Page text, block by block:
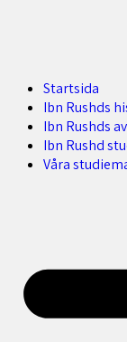
Startsida
Ibn Rushds
Ibn Rushds
Ibn Rushd
Våra